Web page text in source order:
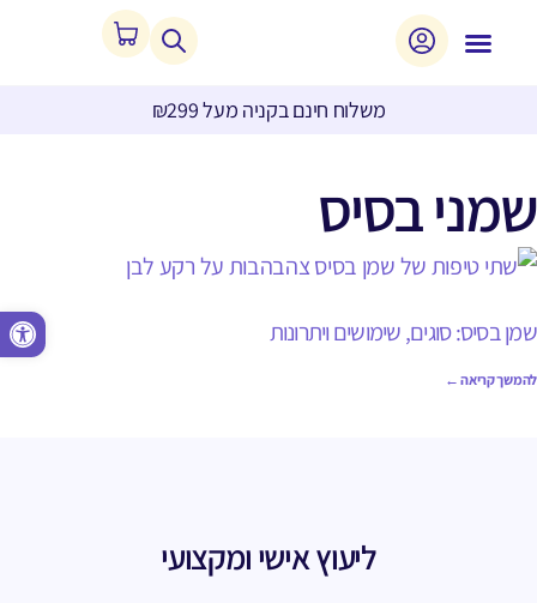
פתח סרגל נגישות
משלוח חינם בקניה מעל ₪299
שמני בסיס
שמן בסיס: סוגים, שימושים ויתרונות
להמשך קריאה ←
ליעוץ אישי ומקצועי